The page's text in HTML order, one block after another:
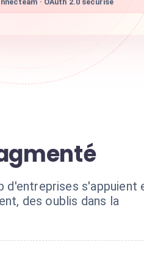
· OAuth 2.0 sécurisé
d'entreprises s'appuient
des oublis dans la